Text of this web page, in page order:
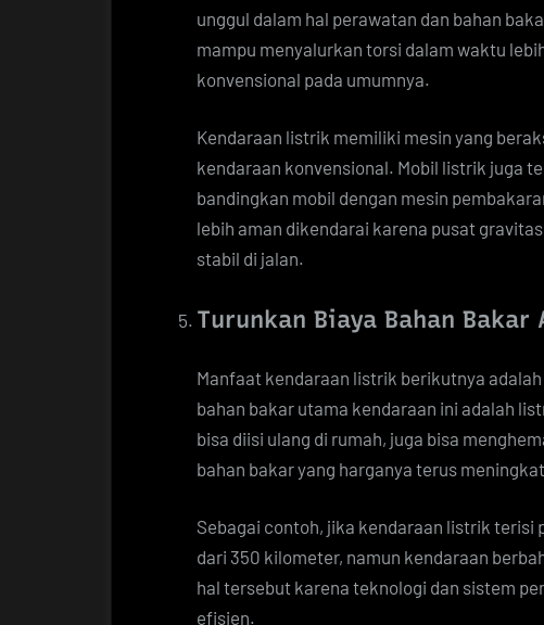
unggul dalam hal perawatan dan bahan
mampu menyalurkan torsi dalam waktu
konvensional pada umumnya.
Kendaraan listrik memiliki mesin yang
kendaraan konvensional. Mobil listrik juga
bandingkan mobil dengan mesin
lebih aman dikendarai karena pusat
stabil di jalan.
Turunkan Biaya Bahan Bakar
Manfaat kendaraan listrik berikutnya
bahan bakar utama kendaraan ini adalah
bisa diisi ulang di rumah, juga bisa
bahan bakar yang harganya terus
Sebagai contoh, jika kendaraan listrik terisi
dari 350 kilometer, namun kendaraan
hal tersebut karena teknologi dan sistem
efisien.